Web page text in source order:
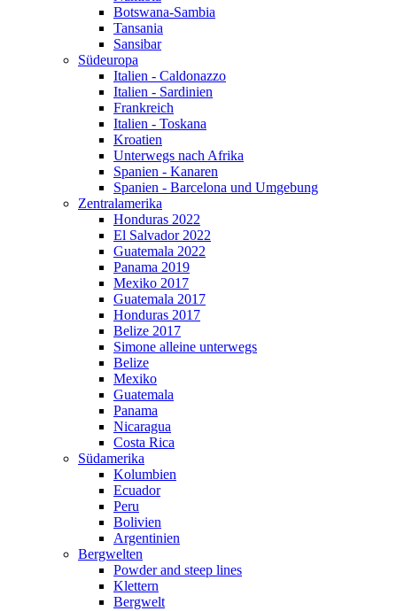
Botswana-Sambia
Tansania
Sansibar
Südeuropa
Italien - Caldonazzo
Italien - Sardinien
Frankreich
Italien - Toskana
Kroatien
Unterwegs nach Afrika
Spanien - Kanaren
Spanien - Barcelona und Umgebung
Zentralamerika
Honduras 2022
El Salvador 2022
Guatemala 2022
Panama 2019
Mexiko 2017
Guatemala 2017
Honduras 2017
Belize 2017
Simone alleine unterwegs
Belize
Mexiko
Guatemala
Panama
Nicaragua
Costa Rica
Südamerika
Kolumbien
Ecuador
Peru
Bolivien
Argentinien
Bergwelten
Powder and steep lines
Klettern
Bergwelt